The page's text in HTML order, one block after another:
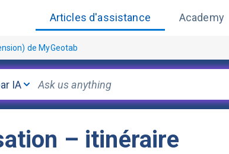
Articles d'assistance Academy
de MyGeotab
IA
– itinéraire